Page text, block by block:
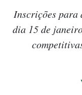
Inscrições para
dia 15 de